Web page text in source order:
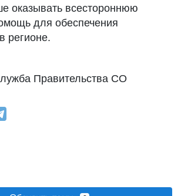
оказывать всестороннюю
для обеспечения
регионе.
Правительства СО